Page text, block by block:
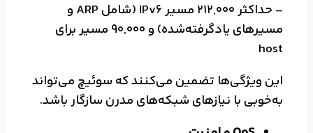
– حداکثر 212,000 مسیر IPv6 (شامل ARP و
مسیرهای یادگرفته‌شده) و 90,000 مسیر برای
host
این ویژگی‌ها تضمین می‌کنند که سوئیچ می‌تواند
به‌خوبی با نیازهای شبکه‌های مدرن سازگار باشد.